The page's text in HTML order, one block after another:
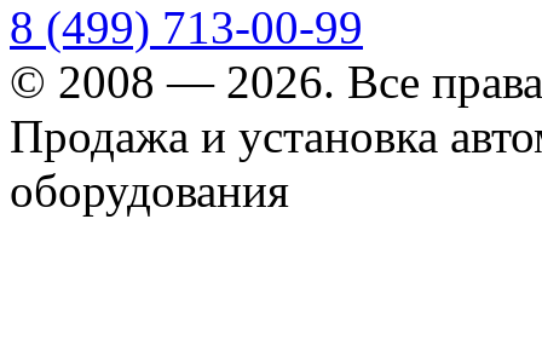
8 (499) 713-00-99
© 2008 — 2026. Все
Продажа и установка
оборудования